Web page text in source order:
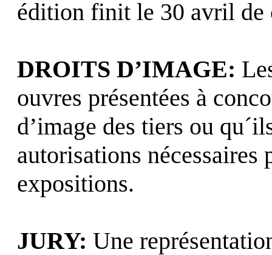
édition finit le 30 avril de
DROITS D’IMAGE:
ouvres présentées à
d’image des tiers ou
autorisations
expositions.
JURY: Une